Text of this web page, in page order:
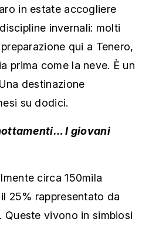
in estate accogliere
invernali: molti
qui a Tenero,
prima come la neve. È un
destinazione
su dodici.
I giovani
circa 150mila
25% rappresentato da
Queste vivono in simbiosi